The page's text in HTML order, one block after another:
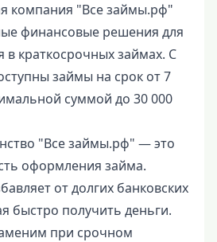
компания "Все займы.рф"
финансовые решения для
в краткосрочных займах. С
займы на срок от 7
суммой до 30 000
"Все займы.рф" — это
оформления займа.
от долгих банковских
быстро получить деньги.
при срочном